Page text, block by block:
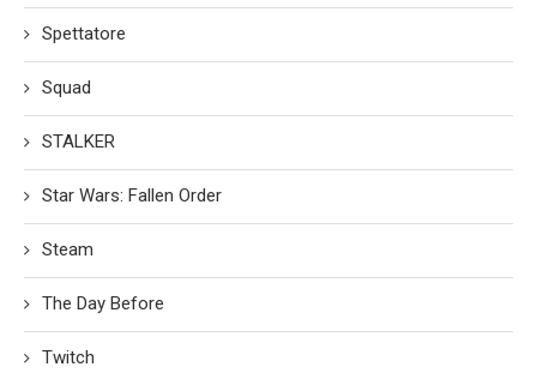
Spettatore
Squad
STALKER
Star Wars: Fallen Order
Steam
The Day Before
Twitch